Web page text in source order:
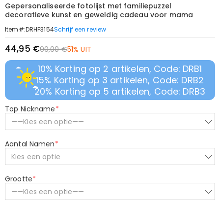
Gepersonaliseerde fotolijst met familiepuzzel
decoratieve kunst en geweldig cadeau voor mama
Item#:DRHF3154Schrijf een review
44,95 €90,00 €51% UIT
10% Korting op 2 artikelen, Code: DRB1
15% Korting op 3 artikelen, Code: DRB2
20% Korting op 5 artikelen, Code: DRB3
Top Nickname*
——Kies een optie——
Aantal Namen*
Kies een optie
Grootte*
——Kies een optie——